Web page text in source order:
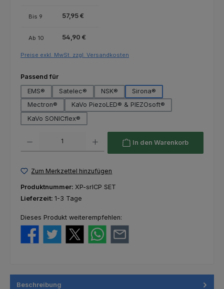
Bis 9 57,95 €
Ab 10 54,90 €
Preise exkl. MwSt. zzgl. Versandkosten
Passend fürauswählen
EMS®
Satelec® NSK®
Sirona®
Mectron®
KaVo PiezoLED® & PIEZOsoft®
KaVo SONICflex®
In den Warenkorb
Zum Merkzettel hinzufügen
Produktnummer: XP-srICP SET
Lieferzeit: 1-3 Tage
Dieses Produkt weiterempfehlen:
Beschreibung